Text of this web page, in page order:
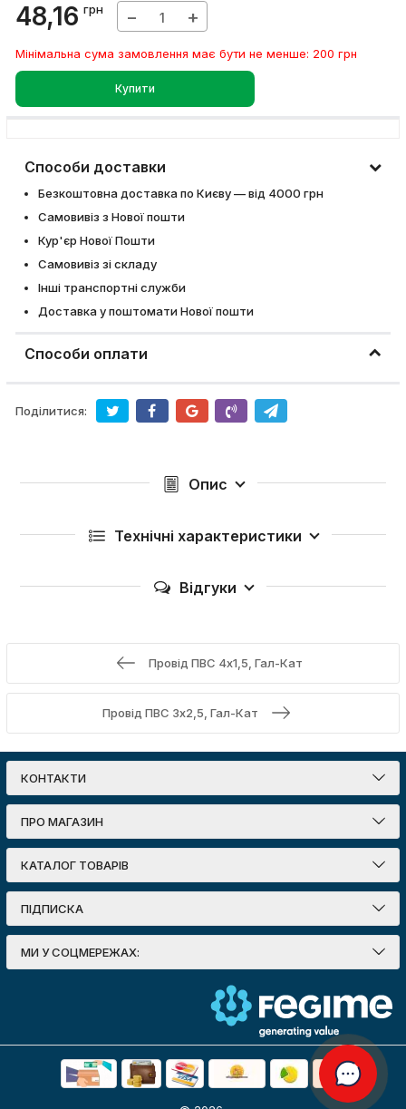
48,16 грн − +
Мінімальна сума замовлення має бути не менше: 200 грн
Купити
Способи доставки
Безкоштовна доставка по Києву — від 4000 грн
Самовивіз з Нової пошти
Кур'єр Нової Пошти
Самовивіз зі складу
Інші транспортні служби
Доставка у поштомати Нової пошти
Способи оплати
Поділитися:
Опис
Технічні характеристики
Відгуки
Провід ПВС 4х1,5, Гал-Кат
Провід ПВС 3х2,5, Гал-Кат
КОНТАКТИ
ПРО МАГАЗИН
КАТАЛОГ ТОВАРІВ
ПІДПИСКА
МИ У СОЦМЕРЕЖАХ: